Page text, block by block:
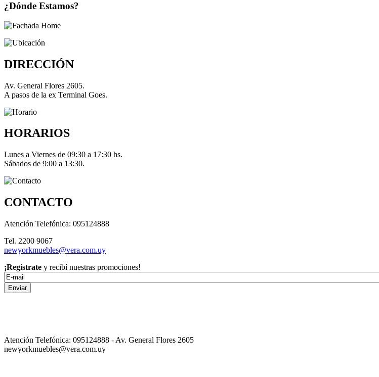
¿Dónde Estamos?
DIRECCIÓN
Av. General Flores 2605.
A pasos de la ex Terminal Goes.
HORARIOS
Lunes a Viernes de 09:30 a 17:30 hs.
Sábados de 9:00 a 13:30.
CONTACTO
Atención Telefónica: 095124888
Tel. 2200 9067
newyorkmuebles@vera.com.uy
¡Registrate y recibí nuestras promociones!
Enviar
Atención Telefónica: 095124888 - Av. General Flores 2605
newyorkmuebles@vera.com.uy